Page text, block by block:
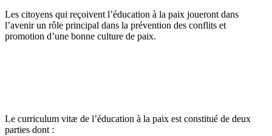
Les citoyens qui reçoivent l’éducation à la paix joueront dans
l’avenir un rôle principal dans la prévention des conflits et
promotion d’une bonne culture de paix.
Le curriculum vitæ de l’éducation à la paix est constitué de deux
parties dont :